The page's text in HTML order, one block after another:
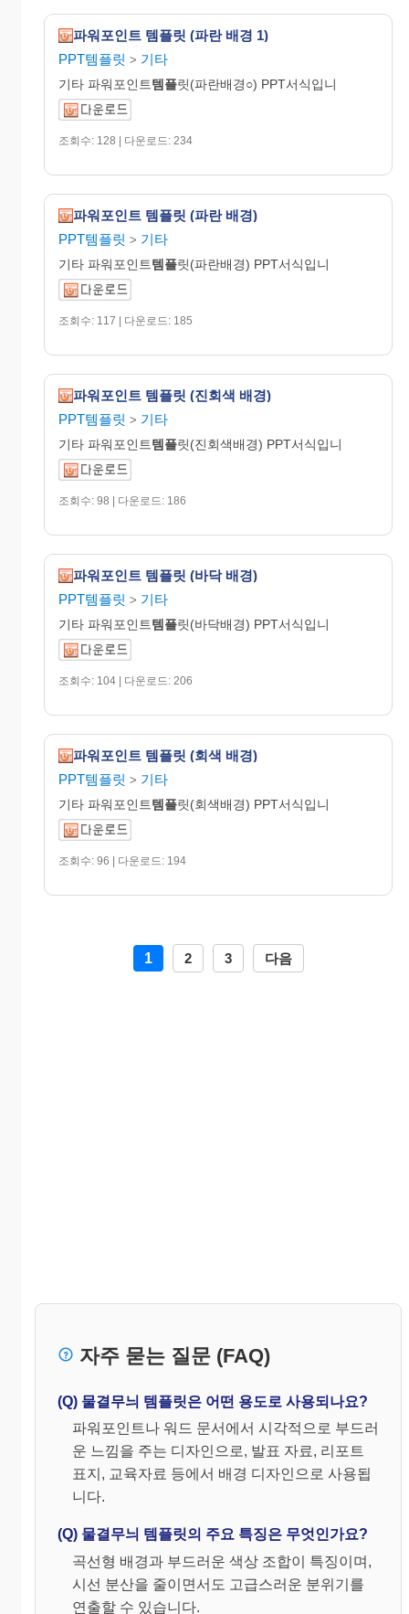
파워포인트 템플릿 (파란 배경 1)
PPT템플릿 > 기타
기타 파워포인트템플릿(파란배경○) PPT서식입니
조회수: 128 | 다운로드: 234
파워포인트 템플릿 (파란 배경)
PPT템플릿 > 기타
기타 파워포인트템플릿(파란배경) PPT서식입니
조회수: 117 | 다운로드: 185
파워포인트 템플릿 (진회색 배경)
PPT템플릿 > 기타
기타 파워포인트템플릿(진회색배경) PPT서식입니
조회수: 98 | 다운로드: 186
파워포인트 템플릿 (바닥 배경)
PPT템플릿 > 기타
기타 파워포인트템플릿(바닥배경) PPT서식입니
조회수: 104 | 다운로드: 206
파워포인트 템플릿 (회색 배경)
PPT템플릿 > 기타
기타 파워포인트템플릿(회색배경) PPT서식입니
조회수: 96 | 다운로드: 194
1 2 3 다음
자주 묻는 질문 (FAQ)
(Q) 물결무늬 템플릿은 어떤 용도로 사용되나요?
파워포인트나 워드 문서에서 시각적으로 부드러
운 느낌을 주는 디자인으로, 발표 자료, 리포트
표지, 교육자료 등에서 배경 디자인으로 사용됩
니다.
(Q) 물결무늬 템플릿의 주요 특징은 무엇인가요?
곡선형 배경과 부드러운 색상 조합이 특징이며,
시선 분산을 줄이면서도 고급스러운 분위기를
연출할 수 있습니다.